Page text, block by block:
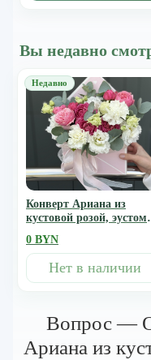
Вы недавно
Конверт Ариана из
кустовой розой,
0 BYN
Нет в наличии
Вопрос —
Ариана из